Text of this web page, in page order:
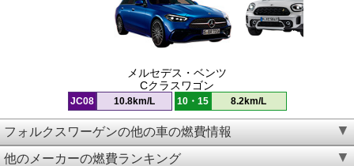
メルセデス・ベンツ
Cクラスワゴン
JC08 10.8km/L 10・15 8.2km/L
フォルクスワーゲンの他の車の燃費情報
他のメーカーの燃費ランキング